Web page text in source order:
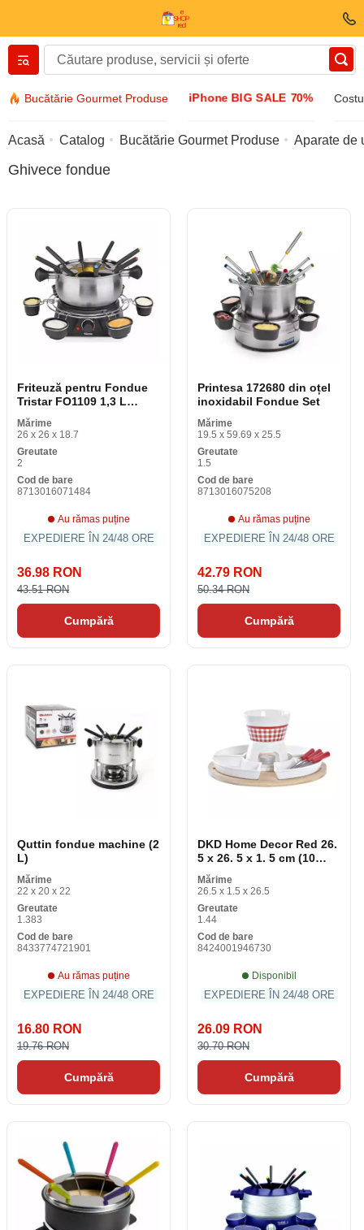
Bucătărie Gourmet Produse iPhone BIG SALE 70%
Вернуться назад
Accesorii
Bijuterii
Ceas de mână
Acasă Catalog Bucătărie Gourmet Produse Aparate de
Ghivece fondue
Friteuză pentru Fondue
Tristar FO1109 1,3 L
1400W oțel inoxidabil
Mărime
26 x 26 x 18.7
Greutate
2
Cod de bare
8713016071484
Au rămas puține
EXPEDIERE ÎN 24/48 ORE
36.98 RON
43.51 RON
Cumpără
Printesa 172680 din oțel
inoxidabil Fondue Set
Mărime
19.5 x 59.69 x 25.5
Greutate
1.5
Cod de bare
8713016075208
Au rămas puține
EXPEDIERE ÎN 24/48 ORE
42.79 RON
50.34 RON
Cumpără
Quttin fondue machine (2
L)
Mărime
22 x 20 x 22
Greutate
1.383
Cod de bare
8433774721901
Au rămas puține
EXPEDIERE ÎN 24/48 ORE
16.80 RON
19.76 RON
Cumpără
DKD Home Decor Red 26.
5 x 26. 5 x 1. 5 cm (10
buc)
Mărime
26.5 x 1.5 x 26.5
Greutate
1.44
Cod de bare
8424001946730
Disponibil
EXPEDIERE ÎN 24/48 ORE
26.09 RON
30.70 RON
Cumpără